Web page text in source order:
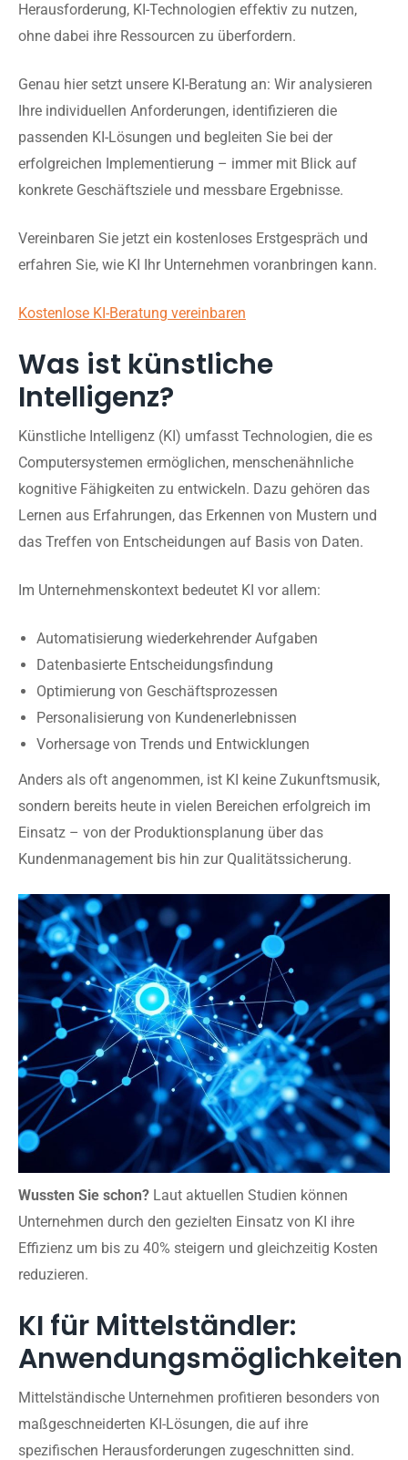
Herausforderung, KI-Technologien effektiv zu nutzen,
ohne dabei ihre Ressourcen zu überfordern.
Genau hier setzt unsere KI-Beratung an: Wir analysieren
Ihre individuellen Anforderungen, identifizieren die
passenden KI-Lösungen und begleiten Sie bei der
erfolgreichen Implementierung – immer mit Blick auf
konkrete Geschäftsziele und messbare Ergebnisse.
Vereinbaren Sie jetzt ein kostenloses Erstgespräch und
erfahren Sie, wie KI Ihr Unternehmen voranbringen kann.
Kostenlose KI-Beratung vereinbaren
Was ist künstliche
Intelligenz?
Künstliche Intelligenz (KI) umfasst Technologien, die es
Computersystemen ermöglichen, menschenähnliche
kognitive Fähigkeiten zu entwickeln. Dazu gehören das
Lernen aus Erfahrungen, das Erkennen von Mustern und
das Treffen von Entscheidungen auf Basis von Daten.
Im Unternehmenskontext bedeutet KI vor allem:
Automatisierung wiederkehrender Aufgaben
Datenbasierte Entscheidungsfindung
Optimierung von Geschäftsprozessen
Personalisierung von Kundenerlebnissen
Vorhersage von Trends und Entwicklungen
Anders als oft angenommen, ist KI keine Zukunftsmusik,
sondern bereits heute in vielen Bereichen erfolgreich im
Einsatz – von der Produktionsplanung über das
Kundenmanagement bis hin zur Qualitätssicherung.
Wussten Sie schon? Laut aktuellen Studien können
Unternehmen durch den gezielten Einsatz von KI ihre
Effizienz um bis zu 40% steigern und gleichzeitig Kosten
reduzieren.
KI für Mittelständler:
Anwendungsmöglichkeiten
Mittelständische Unternehmen profitieren besonders von
maßgeschneiderten KI-Lösungen, die auf ihre
spezifischen Herausforderungen zugeschnitten sind.